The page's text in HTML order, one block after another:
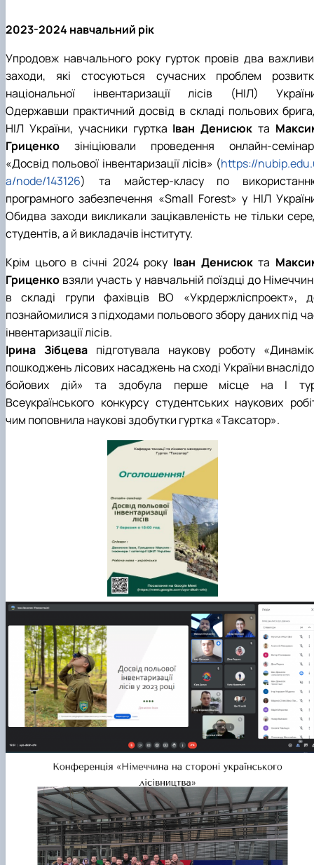
2023-2024 навчальний рік
Упродовж навчального року гурток провів два
заходи, які стосуються сучасних проблем
національної інвентаризації лісів (НІЛ)
Одержавши практичний досвід в складі польових
НІЛ України, учасники гуртка Іван Денисюкта
Гриценко зініціювали проведення онлайн-
«Досвід польової інвентаризації лісів» (https://
a/node/143126) та майстер-класу по
програмного забезпечення «Small Forest» у НІЛ
Обидва заходи викликали зацікавленість не тільки
студентів, а й викладачів інституту.
Крім цього в січні 2024 року Іван Денисюкта
Гриценко взяли участь у навчальній поїздці до
в складі групи фахівців ВО «Укрдержліспроект»,
познайомилися з підходами польового збору даних під
інвентаризації лісів.
Ірина Зібцева підготувала наукову роботу
пошкоджень лісових насаджень на сході України
бойових дій» та здобула перше місце на І
Всеукраїнського конкурсу студентських наукових
чим поповнила наукові здобутки гуртка «Таксатор».